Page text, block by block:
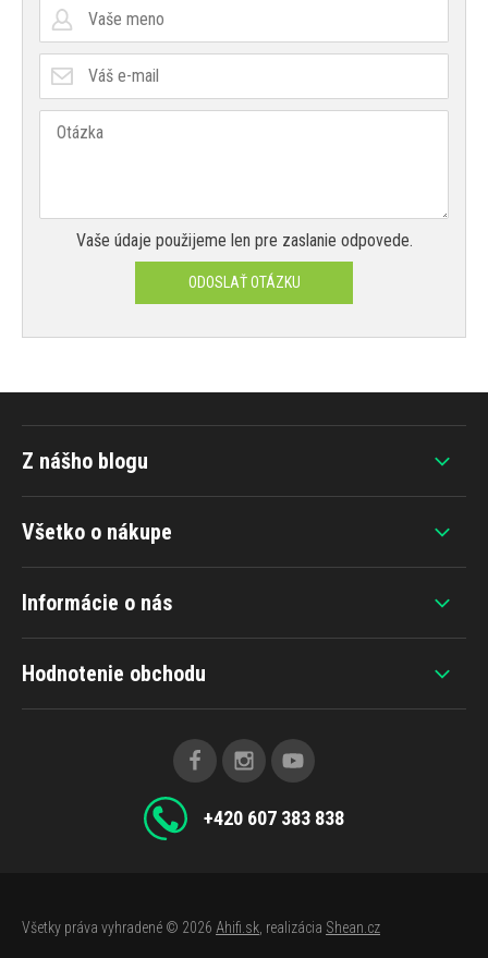
Vaše údaje použijeme len pre zaslanie odpovede.
ODOSLAŤ OTÁZKU
Všetko o nákupe
Informácie o nás
Hodnotenie obchodu
+420 607 383 838
Z nášho blogu
Všetky práva vyhradené © 2026 Ahifi.sk , realizácia Shean.cz